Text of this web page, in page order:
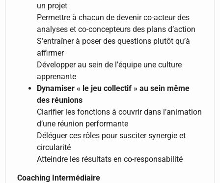
un projet
Permettre à chacun de devenir co-acteur des
analyses et co-concepteurs des plans d’action
S’entraîner à poser des questions plutôt qu’à
affirmer
Développer au sein de l’équipe une culture
apprenante
Dynamiser « le jeu collectif » au sein même
des réunions
Clarifier les fonctions à couvrir dans l’animation
d’une réunion performante
Déléguer ces rôles pour susciter synergie et
circularité
Atteindre les résultats en co-responsabilité
Coaching Intermédiaire